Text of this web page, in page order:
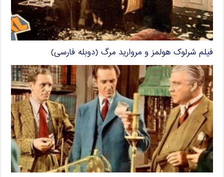
فیلم شرلوک هولمز و مروارید مرگ (دوبله فارسی)